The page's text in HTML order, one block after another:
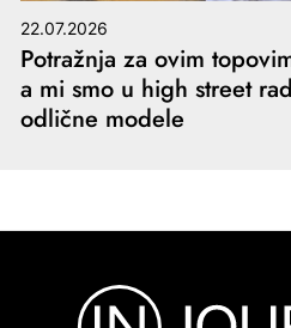
22.07.2026
Potražnja za ovim
a mi smo u high street
odlične modele